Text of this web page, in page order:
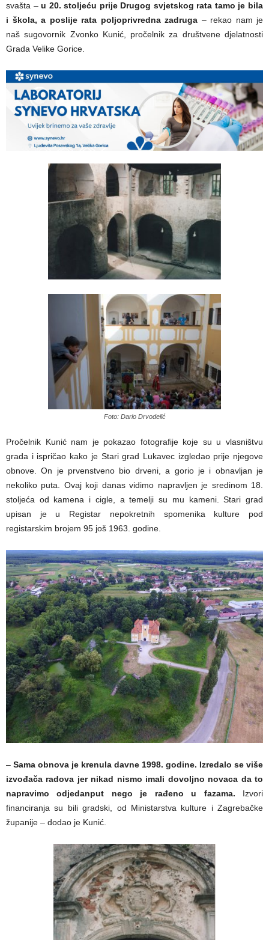
svašta –u 20. stoljeću prije Drugog svjetskog rata tamo je bila
i škola, a poslije rata poljoprivredna zadruga – rekao nam je
naš sugovornik Zvonko Kunić, pročelnik za društvene djelatnosti
Grada Velike Gorice.
Foto: Dario Drvodelić
Pročelnik Kunić nam je pokazao fotografije koje su u vlasništvu
grada i ispričao kako je Stari grad Lukavec izgledao prije njegove
obnove. On je prvenstveno bio drveni, a gorio je i obnavljan je
nekoliko puta. Ovaj koji danas vidimo napravljen je sredinom 18.
stoljeća od kamena i cigle, a temelji su mu kameni. Stari grad
upisan je u Registar nepokretnih spomenika kulture pod
registarskim brojem 95 još 1963. godine.
– Sama obnova je krenula davne 1998. godine. Izredalo se više
izvođača radova jer nikad nismo imali dovoljno novaca da to
napravimo odjedanput nego je rađeno u fazama. Izvori
financiranja su bili gradski, od Ministarstva kulture i Zagrebačke
županije – dodao je Kunić.